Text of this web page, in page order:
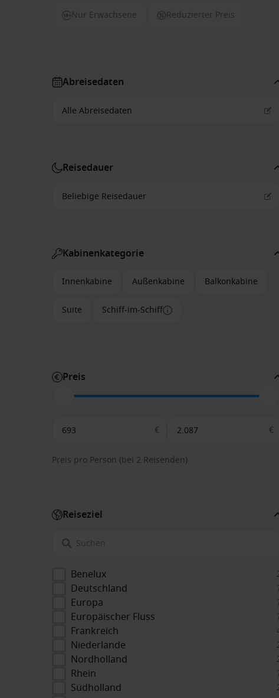
Nur Erwachsene Reduzierter Preis
Abreisedaten
Reisedauer
Kabinenkategorie
Innenkabine Außenkabine Balkonkabine
Suite Schiff-im-Schiff
Preis
€ €
Preis pro Person (bei 2 Reisenden)
Reiseziel
Benelux
Deutschland
Europa
Europäischer Fluss
Frankreich
Niederlande
Nordholland
Rhein
Südholland